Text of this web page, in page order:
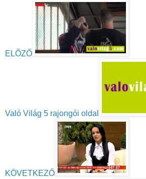
ELŐZŐ
Való Világ 5 rajongói oldal
KÖVETKEZŐ